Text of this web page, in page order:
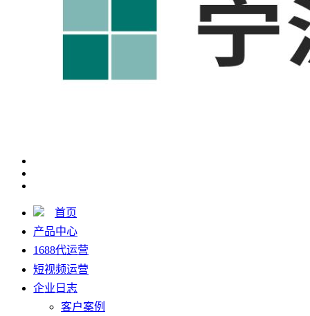
首页
产品中心
1688代运营
短视频运营
企业日志
客户案例